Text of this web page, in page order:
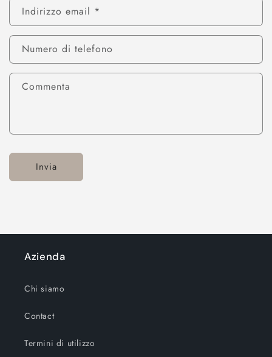
Indirizzo email *
Numero di telefono
Commenta
Invia
Azienda
Chi siamo
Contact
Termini di utilizzo